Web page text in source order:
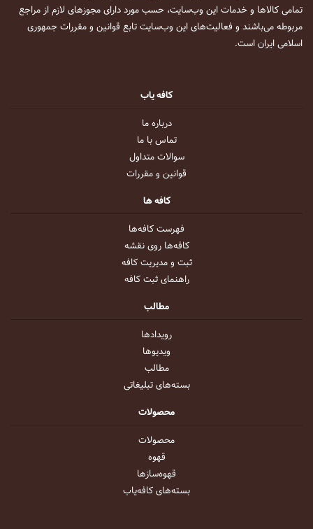
تمامی کالاها و خدمات این وب‌سایت، حسب مورد دارای مجوزهای لازم از مراجع
مربوطه می‌باشند و فعالیت‌های این وب‌سایت تابع قوانین و مقررات جمهوری
اسلامی ایران است.
کافه یاب
درباره ما
تماس با ما
سوالات متداول
قوانین و مقررات
کافه ها
فهرست کافه‌ها
کافه‌ها روی نقشه
ثبت و مدیریت کافه
راهنمای ثبت کافه
مطالب
رویداد‌ها
ویدیو‌ها
مطالب
بسته‌های تبلیغاتی
محصولات
محصولات
قهوه
قهوه‌ساز‌ها
بسته‌های کافه‌یاب